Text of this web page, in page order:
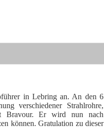
in Lebring an. An den 6
verschiedener Strahlrohre,
Bravour. Er wird nun nach
können. Gratulation zu dieser